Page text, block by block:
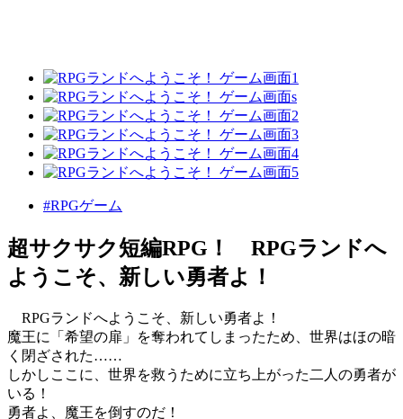
#RPGゲーム
超サクサク短編RPG！ RPGランドへ
ようこそ、新しい勇者よ！
RPGランドへようこそ、新しい勇者よ！
魔王に「希望の扉」を奪われてしまったため、世界はほの暗
く閉ざされた……
しかしここに、世界を救うために立ち上がった二人の勇者が
いる！
勇者よ、魔王を倒すのだ！